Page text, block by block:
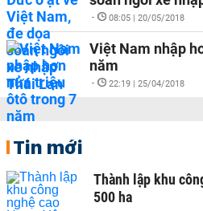
- 08:05 | 20/05/2018
Việt Nam nhập
năm
- 22:19 | 25/04/2018
Tin mới
Thành lập khu
500 ha